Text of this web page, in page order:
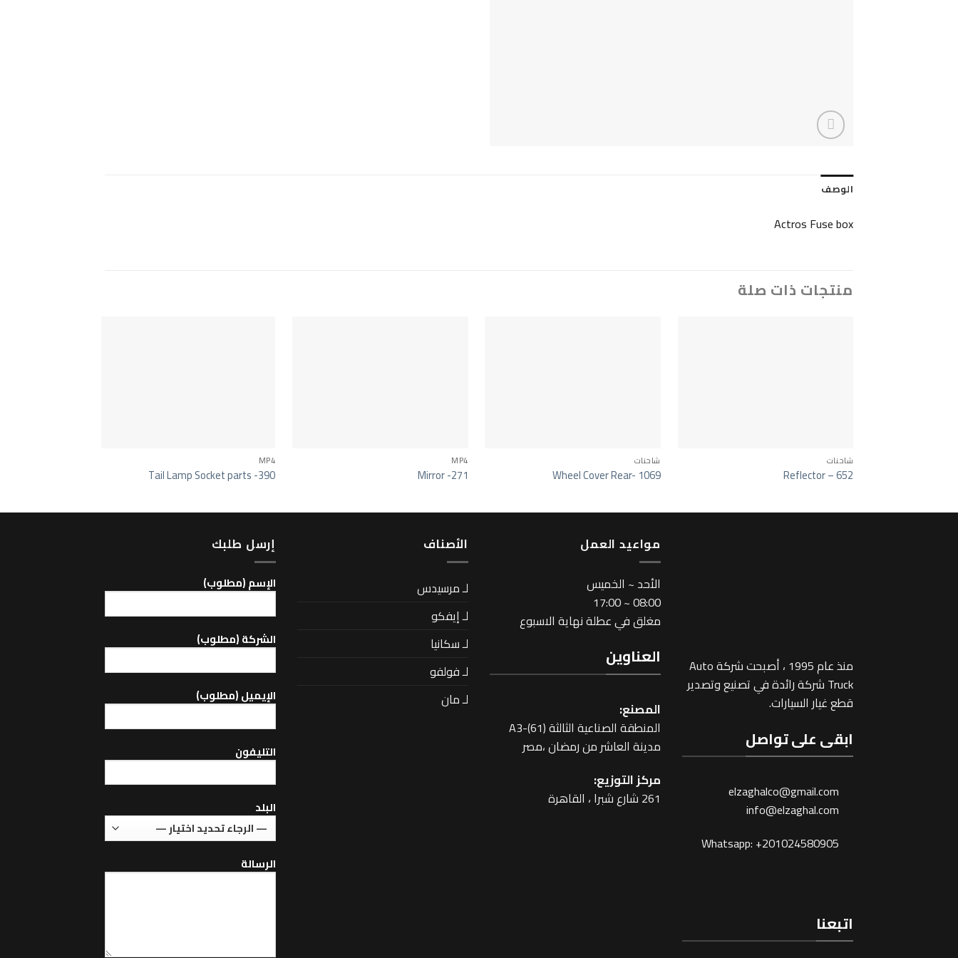
الوصف
Actros Fuse box
منتجات ذات صلة
شاحنات
Reflector – 652
شاحنات
Wheel Cover Rear- 1069
MP4
Mirror -271
MP4
Tail Lamp Socket parts -390
منذ عام 1995 ، أصبحت شركة Auto
Truck شركة رائدة في تصنيع وتصدير
قطع غيار السيارات.
ابقى على تواصل
elzaghalco@gmail.com
info@elzaghal.com
Whatsapp: +201024580905
اتبعنا
مواعيد العمل
اﻷحد ~ الخميس
08:00 ~ 17:00
مغلق في عطلة نهاية الاسبوع
العناوين
المصنع:
المنطقة الصناعية الثالثة A3-(61)
مدينة العاشر من رمضان ،مصر
مركز التوزيع:
261 شارع شبرا ، القاهرة
اﻷصناف
لـ مرسيدس
لـ إيفكو
لـ سكانيا
لـ فولفو
لـ مان
إرسل طلبك
اﻹسم (مطلوب)
الشركة (مطلوب)
اﻹيميل (مطلوب)
التليفون
البلد
الرسالة